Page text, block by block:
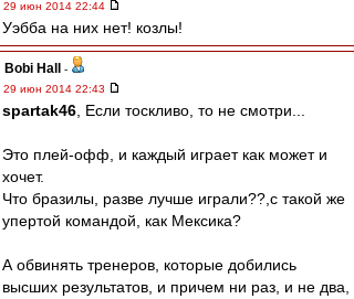
29 июн 2014 22:44
Уэбба на них нет! козлы!
Bobi Hall
-
29 июн 2014 22:43
spartak46 , Если тоскливо, то не смотри...
Это плей-офф, и каждый играет как может и
хочет.
Что бразилы, разве лучше играли??,с такой же
упертой командой, как Мексика?
А обвинять тренеров, которые добились
высших результатов, и причем ни раз, и не два,